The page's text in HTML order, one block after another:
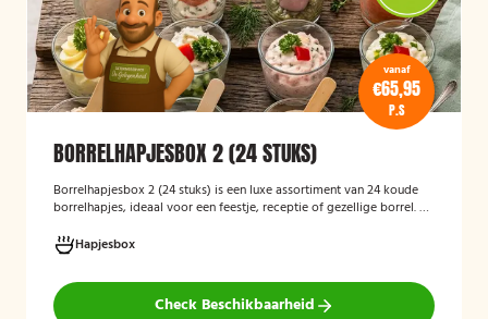
vanaf
€65,95
P.S
BORRELHAPJESBOX 2 (24 STUKS)
Borrelhapjesbox 2 (24 stuks) is een luxe assortiment van 24 koude
borrelhapjes, ideaal voor een feestje, receptie of gezellige borrel. De
klaar worden geleverd, zodat u uw gasten eenvoudig kunt trakteren
op een smaakvolle en feestelijke borrelervaring.
Hapjesbox
Check Beschikbaarheid